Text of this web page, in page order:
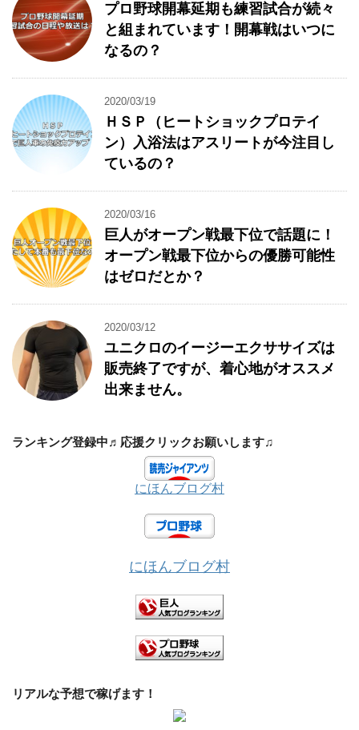
プロ野球開幕延期も練習試合が続々
と組まれています！開幕戦はいつに
なるの？
2020/03/19
ＨＳＰ（ヒートショックプロテイ
ン）入浴法はアスリートが今注目し
ているの？
2020/03/16
巨人がオープン戦最下位で話題に！
オープン戦最下位からの優勝可能性
はゼロだとか？
2020/03/12
ユニクロのイージーエクササイズは
販売終了ですが、着心地がオススメ
出来ません。
ランキング登録中♬応援クリックお願いします♫
にほんブログ村
にほんブログ村
リアルな予想で稼げます！